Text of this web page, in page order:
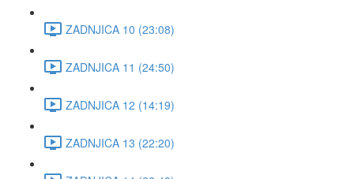
ZADNJICA 10 (23:08)
ZADNJICA 11 (24:50)
ZADNJICA 12 (14:19)
ZADNJICA 13 (22:20)